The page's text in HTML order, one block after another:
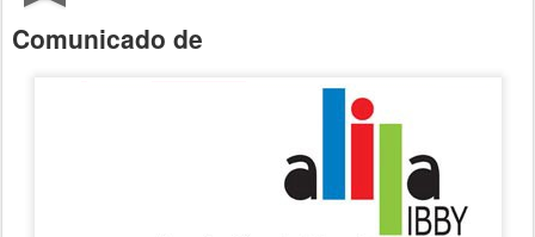
Comunicado de